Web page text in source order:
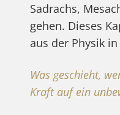
Sadrachs,
gehen. Dieses
aus der Physik
Was geschieht,
Kraft auf ein